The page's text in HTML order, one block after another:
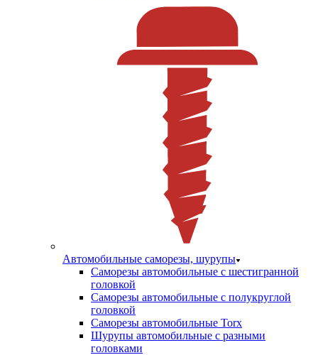
Автомобильные саморезы, шурупы
Саморезы автомобильные с шестигранной
головкой
Саморезы автомобильные с полукруглой
головкой
Саморезы автомобильные Torx
Шурупы автомобильные с разными
головками